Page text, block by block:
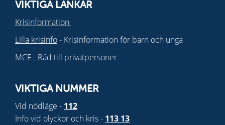
VIKTIGA LÄNKAR
Krisinformation
Lilla krisinfo- Krisinformation för barn och unga
MCF - Råd till privatpersoner
VIKTIGA NUMMER
Vid nödläge - 112
Info vid olyckor och kris - 113 13